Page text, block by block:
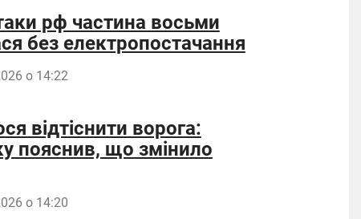
рф частина восьми
без електропостачання
о 14:22
відтіснити ворога:
пояснив, що змінило
о 14:20